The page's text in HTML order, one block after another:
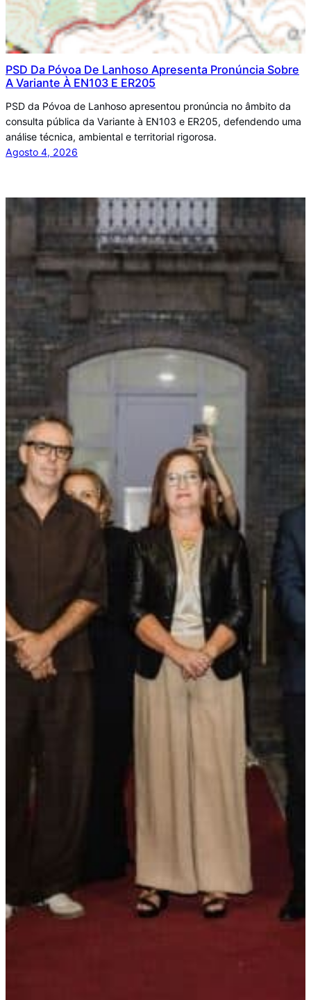
PSD Da Póvoa De Lanhoso Apresenta Pronúncia Sobre
A Variante À EN103 E ER205
PSD da Póvoa de Lanhoso apresentou pronúncia no âmbito da
consulta pública da Variante à EN103 e ER205, defendendo uma
análise técnica, ambiental e territorial rigorosa.
Agosto 4, 2026